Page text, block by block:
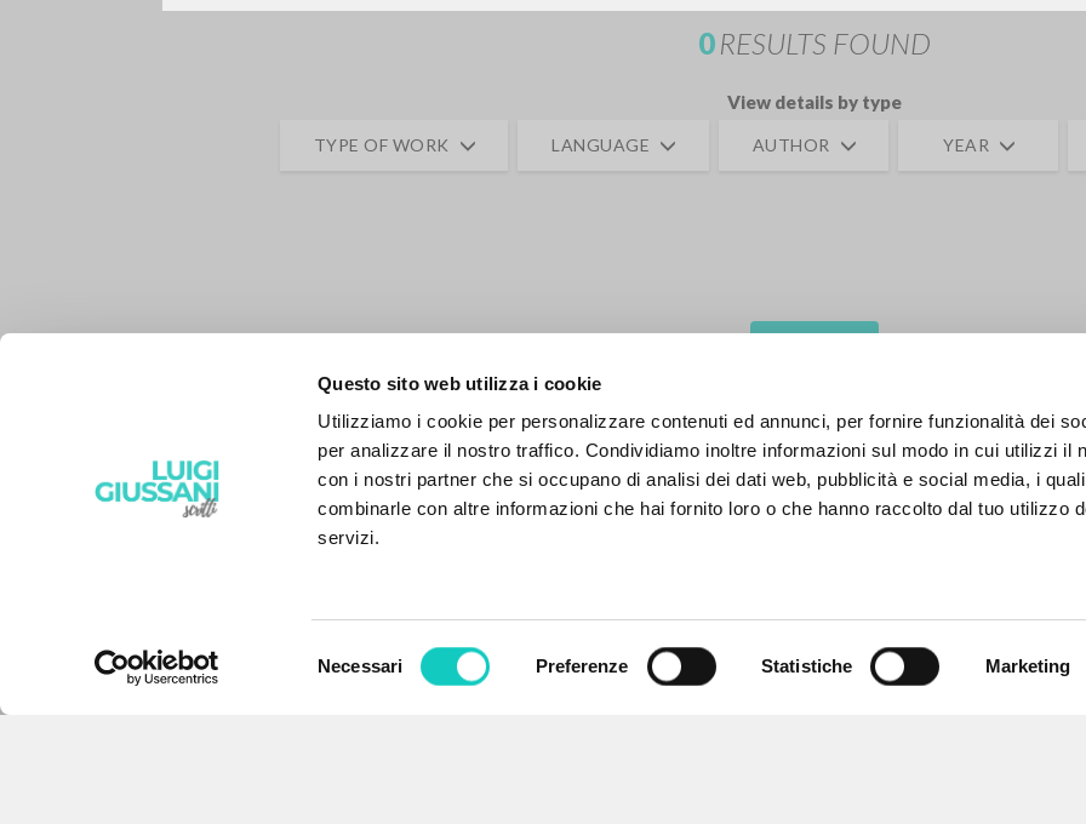
Questo sito web utilizza i cookie
Utilizziamo i cookie per personalizzare contenuti ed annunci, per fornire funzionalità dei
per analizzare il nostro traffico. Condividiamo inoltre informazioni sul modo in cui utilizzi il
con i nostri partner che si occupano di analisi dei dati web, pubblicità e social media, i
combinarle con altre informazioni che hai fornito loro o che hanno raccolto dal tuo utilizzo
servizi.
Necessari Preferenze Statistiche Marketing
0RESULTS FOUND
View details by type
TYPE OF WORK LANGUAGE AUTHOR YEAR
THE PROJECT LANGUAGE